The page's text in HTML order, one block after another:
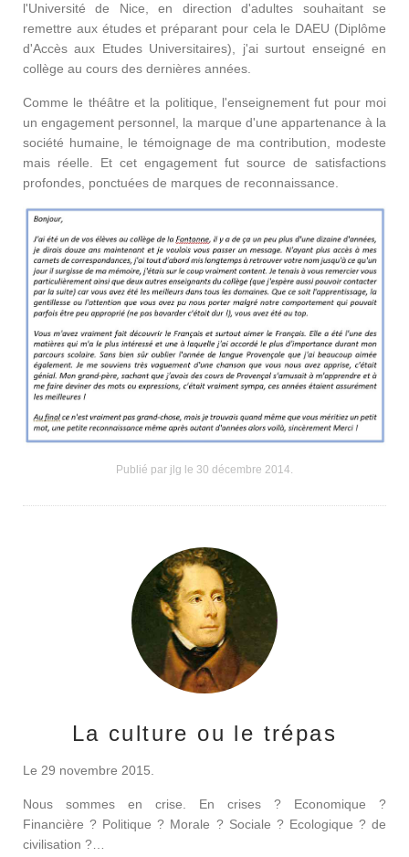
l'Université de Nice, en direction d'adultes souhaitant se
remettre aux études et préparant pour cela le DAEU (Diplôme
d'Accès aux Etudes Universitaires), j'ai surtout enseigné en
collège au cours des dernières années.
Comme le théâtre et la politique, l'enseignement fut pour moi
un engagement personnel, la marque d'une appartenance à la
société humaine, le témoignage de ma contribution, modeste
mais réelle. Et cet engagement fut source de satisfactions
profondes, ponctuées de marques de reconnaissance.
Publié par jlg le 30 décembre 2014.
La culture ou le trépas
Le 29 novembre 2015.
Nous sommes en crise. En crises ? Economique ?
Financière ? Politique ? Morale ? Sociale ? Ecologique ? de
civilisation ?…